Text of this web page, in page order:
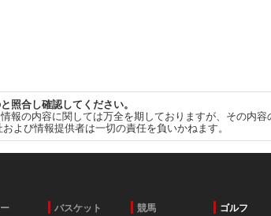
照合し確認してください。
報の内容に関しては万全を期しておりますが、その内
よび情報提供者は一切の責任を負いかねます。
バスケット 競馬 ゴルフ